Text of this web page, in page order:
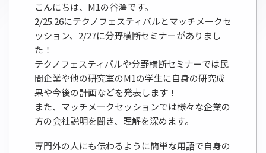
こんにちは、M1の谷澤です。
2/25.26にテクノフェスティバルとマッチメークセ
ッション、2/27に分野横断セミナーがありまし
た！
テクノフェスティバルや分野横断セミナーでは民
間企業や他の研究室のM1の学生に自身の研究成
果や今後の計画などを発表します！
また、マッチメークセッションでは様々な企業の
方の会社説明を聞き、理解を深めます。
専門外の人にも伝わるように簡単な用語で自身の